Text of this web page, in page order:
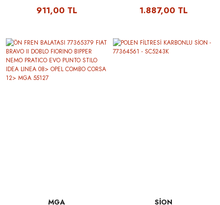
PUNTO STILO IDEA LINEA 08>
911,00 TL
PUNTO STILO IDEA LINEA 08>
1.887,00 TL
MGA SİON